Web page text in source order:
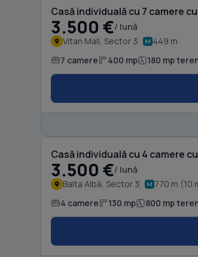
Casă individuală cu 7 camere
3.500 €/ lună
Vitan Mall, Sector 3 449 m
7 camere 400 mp 180 mp
Casă individuală cu 4 camere
3.500 €/ lună
Balta Albă, Sector 3 770 m (10
4 camere 130 mp 800 mp